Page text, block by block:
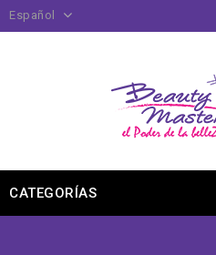
Español
CATEGORÍAS